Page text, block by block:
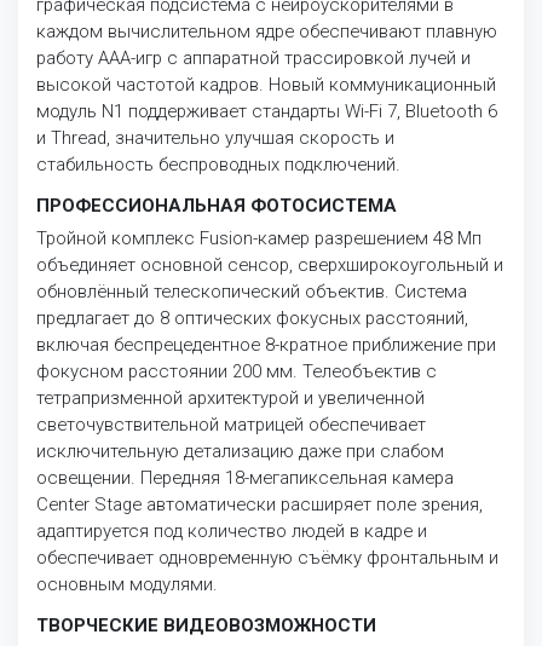
графическая подсистема с нейроускорителями в
каждом вычислительном ядре обеспечивают плавную
работу AAA-игр с аппаратной трассировкой лучей и
высокой частотой кадров. Новый коммуникационный
модуль N1 поддерживает стандарты Wi-Fi 7, Bluetooth 6
и Thread, значительно улучшая скорость и
стабильность беспроводных подключений.
ПРОФЕССИОНАЛЬНАЯ ФОТОСИСТЕМА
Тройной комплекс Fusion-камер разрешением 48 Мп
объединяет основной сенсор, сверхширокоугольный и
обновлённый телескопический объектив. Система
предлагает до 8 оптических фокусных расстояний,
включая беспрецедентное 8-кратное приближение при
фокусном расстоянии 200 мм. Телеобъектив с
тетрапризменной архитектурой и увеличенной
светочувствительной матрицей обеспечивает
исключительную детализацию даже при слабом
освещении. Передняя 18-мегапиксельная камера
Center Stage автоматически расширяет поле зрения,
адаптируется под количество людей в кадре и
обеспечивает одновременную съёмку фронтальным и
основным модулями.
ТВОРЧЕСКИЕ ВИДЕОВОЗМОЖНОСТИ